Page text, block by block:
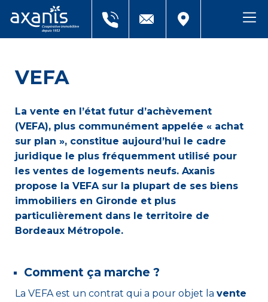
VEFA
La vente en l’état futur d’achèvement
(VEFA), plus communément appelée « achat
sur plan », constitue aujourd’hui le cadre
juridique le plus fréquemment utilisé pour
les ventes de logements neufs. Axanis
propose la VEFA sur la plupart de ses biens
immobiliers en Gironde et plus
particulièrement dans le territoire de
Bordeaux Métropole.
Comment ça marche ?
La VEFA est un contrat qui a pour objet la vente